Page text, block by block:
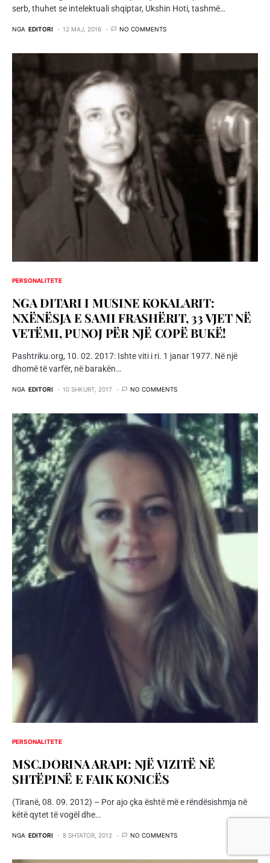
serb, thuhet se intelektuali shqiptar, Ukshin Hoti, tashmë…
NGA EDITORI 12 MAJ, 2016 NO COMMENTS
PERSONALITETE
NGA DITARI I MUSINE KOKALARIT:
NXËNËSJA E SAMI FRASHËRIT, 33 VJET NË
VETËMI, PUNOJ PËR NJË COPË BUKË!
Pashtriku.org, 10. 02. 2017: Ishte viti i ri. 1 janar 1977. Në një
dhomë të varfër, në barakën…
NGA EDITORI 10 SHKURT, 2017 NO COMMENTS
PERSONALITETE
MSC.DORINA ARAPI: NJË VIZITË NË
SHTËPINË E FAIK KONICËS
(Tiranë, 08. 09. 2012) – Por ajo çka është më e rëndësishmja në
këtë qytet të vogël dhe…
NGA EDITORI 8 SHTATOR, 2012 NO COMMENTS